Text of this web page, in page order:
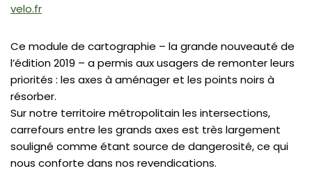
velo.fr
Ce module de cartographie – la grande nouveauté de
l’édition 2019 – a permis aux usagers de remonter leurs
priorités : les axes à aménager et les points noirs à
résorber.
Sur notre territoire métropolitain les intersections,
carrefours entre les grands axes est très largement
souligné comme étant source de dangerosité, ce qui
nous conforte dans nos revendications.